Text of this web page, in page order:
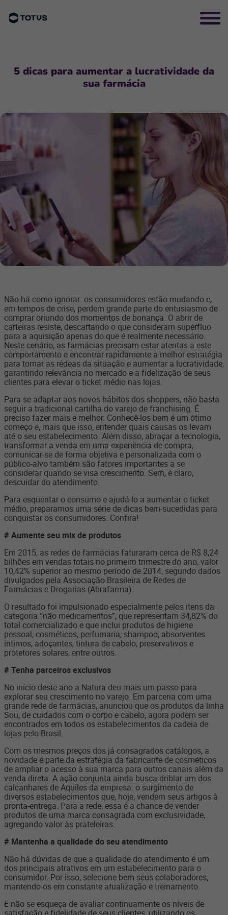
5 dicas para aumentar a lucratividade da
sua farmácia
Não há como ignorar: os consumidores estão mudando e,
em tempos de crise, perdem grande parte do entusiasmo de
comprar oriundo dos momentos de bonança. O abrir de
carteiras resiste, descartando o que consideram supérfluo
para a aquisição apenas do que é realmente necessário.
Neste cenário, as farmácias precisam estar atentas a este
comportamento e encontrar rapidamente a melhor estratégia
para tomar as rédeas da situação e aumentar a lucratividade,
garantindo relevância no mercado e a fidelização de seus
clientes para elevar o ticket médio nas lojas.
Para se adaptar aos novos hábitos dos shoppers, não basta
seguir a tradicional cartilha do varejo de franchising. É
preciso fazer mais e melhor. Conhecê-los bem é um ótimo
começo e, mais que isso, entender quais causas os levam
até o seu estabelecimento. Além disso, abraçar a tecnologia,
transformar a venda em uma experiência de compra,
comunicar-se de forma objetiva e personalizada com o
público-alvo também são fatores importantes a se
considerar quando se visa crescimento. Sem, é claro,
descuidar do atendimento.
Para esquentar o consumo e ajudá-lo a aumentar o ticket
médio, preparamos uma série de dicas bem-sucedidas para
conquistar os consumidores. Confira!
# Aumente seu mix de produtos
Em 2015, as redes de farmácias faturaram cerca de R$ 8,24
bilhões em vendas totais no primeiro trimestre do ano, valor
10,42% superior ao mesmo período de 2014, segundo dados
divulgados pela Associação Brasileira de Redes de
Farmácias e Drogarias (Abrafarma).
O resultado foi impulsionado especialmente pelos itens da
categoria “não medicamentos”, que representam 34,82% do
total comercializado e que inclui produtos de higiene
pessoal, cosméticos, perfumaria, shampoo, absorventes
íntimos, adoçantes, tintura de cabelo, preservativos e
protetores solares, entre outros.
# Tenha parceiros exclusivos
No início deste ano a Natura deu mais um passo para
explorar seu crescimento no varejo. Em parceria com uma
grande rede de farmácias, anunciou que os produtos da linha
Sou, de cuidados com o corpo e cabelo, agora podem ser
encontrados em todos os estabelecimentos da cadeia de
lojas pelo Brasil.
Com os mesmos preços dos já consagrados catálogos, a
novidade é parte da estratégia da fabricante de cosméticos
de ampliar o acesso à sua marca para outros canais além da
venda direta. A ação conjunta ainda busca driblar um dos
calcanhares de Aquiles da empresa: o surgimento de
diversos estabelecimentos que, hoje, vendem seus artigos à
pronta-entrega. Para a rede, essa é a chance de vender
produtos de uma marca consagrada com exclusividade,
agregando valor às prateleiras.
# Mantenha a qualidade do seu atendimento
Não há dúvidas de que a qualidade do atendimento é um
dos principais atrativos em um estabelecimento para o
consumidor. Por isso, selecione bem seus colaboradores,
mantendo-os em constante atualização e treinamento.
E não se esqueça de avaliar continuamente os níveis de